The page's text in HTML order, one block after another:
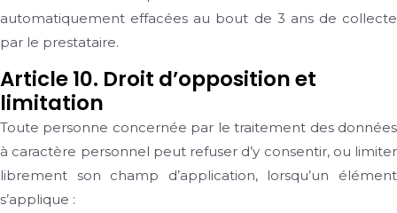
automatiquement effacées au bout de 3 ans de collecte
par le prestataire.
Article 10. Droit d’opposition et
limitation
Toute personne concernée par le traitement des données
à caractère personnel peut refuser d’y consentir, ou limiter
librement son champ d’application, lorsqu’un élément
s’applique :